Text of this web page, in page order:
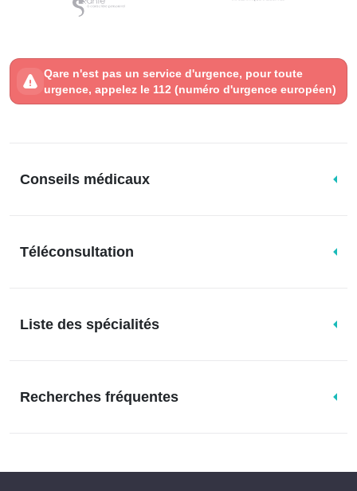
Qare n'est pas un service d'urgence, pour toute
urgence, appelez le 112 (numéro d'urgence européen)
Conseils médicaux
Téléconsultation
Liste des spécialités
Recherches fréquentes